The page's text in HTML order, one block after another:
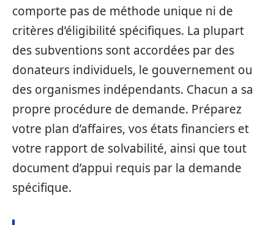
comporte pas de méthode unique ni de
critères d’éligibilité spécifiques. La plupart
des subventions sont accordées par des
donateurs individuels, le gouvernement ou
des organismes indépendants. Chacun a sa
propre procédure de demande. Préparez
votre plan d’affaires, vos états financiers et
votre rapport de solvabilité, ainsi que tout
document d’appui requis par la demande
spécifique.